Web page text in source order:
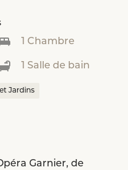
1 Chambre
1 Salle de bain
Jardins
Garnier, de